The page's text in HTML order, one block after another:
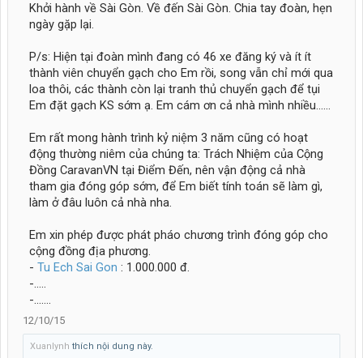
Khởi hành về Sài Gòn. Về đến Sài Gòn. Chia tay đoàn, hẹn
ngày gặp lại.
P/s: Hiện tại đoàn mình đang có 46 xe đăng ký và ít ít
thành viên chuyển gạch cho Em rồi, song vẫn chỉ mới qua
loa thôi, các thành còn lại tranh thủ chuyển gạch để tụi
Em đặt gạch KS sớm ạ. Em cám ơn cả nhà mình nhiều......
Em rất mong hành trình kỷ niệm 3 năm cũng có hoạt
động thường niêm của chúng ta: Trách Nhiệm của Cộng
Đồng CaravanVN tại Điểm Đến, nên vận động cả nhà
tham gia đóng góp sớm, để Em biết tính toán sẽ làm gì,
làm ở đâu luôn cả nhà nha.
Em xin phép được phát pháo chương trình đóng góp cho
cộng đồng địa phương.
- Tu Ech Sai Gon : 1.000.000 đ.
-.....
-.......
12/10/15
Xuanlynh thích nội dung này.